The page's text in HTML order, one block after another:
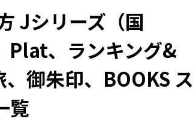
Jシリーズ（国
Plat、ランキング&
御朱印、BOOKS ス
覧